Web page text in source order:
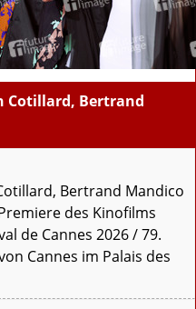
Cotillard, Bertrand
Bertrand Mandico
des Kinofilms
de Cannes 2026 / 79.
Cannes im Palais des